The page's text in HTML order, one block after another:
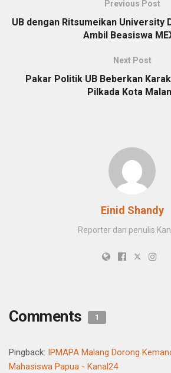
Previous Post
UB dengan Ritsumeikan University
Ambil Beasiswa
Next Post
Pakar Politik UB Beberkan
Pilkada Kota
Einid Shandy
Reporter dan penulis
Comments 1
Pingback: IPMAPA Malang Dorong
Mahasiswa Papua - Kanal24